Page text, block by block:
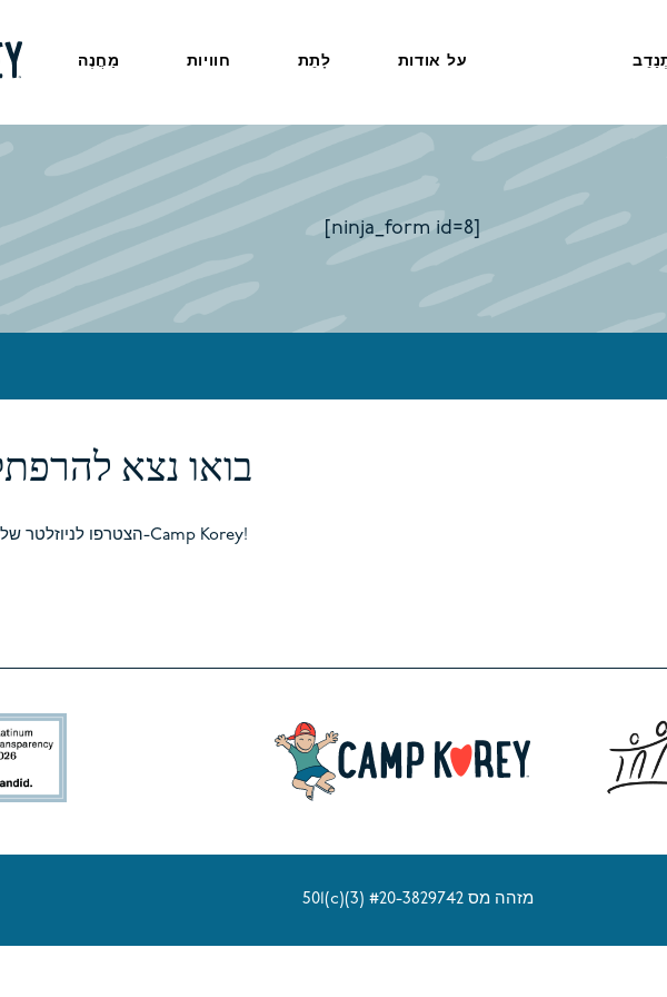
מַחֲנֶה חוויות לָתֵת על אודות
[ninja_form id=8]
בואו נצא
הצטרפו לניוזלטר שלנו והישארו מעודכנים ב-Camp Korey!
501(c)(3) מזהה מס #20-3829742